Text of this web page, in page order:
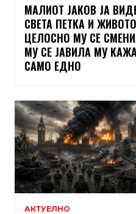
МАЛИОТ ЈАКОВ ЈА
СВЕТА ПЕТКА И
ЦЕЛОСНО МУ СЕ
МУ СЕ ЈАВИЛА МУ
САМО ЕДНО
АКТУЕЛНО